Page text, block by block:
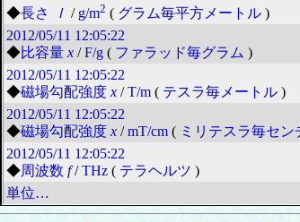
◆長さ ｌ / g/m2 ( グラム毎平方メートル )
2012/05/11 12:05:22
◆比容量 x /F/g ( ファラッド毎グラム )
2012/05/11 12:05:22
◆磁場勾配強度 x /T/m ( テスラ毎メートル )
2012/05/11 12:05:22
◆磁場勾配強度 x /mT/cm ( ミリテスラ毎セン
2012/05/11 12:05:22
◆周波数 f/THz ( テラヘルツ )
単位…